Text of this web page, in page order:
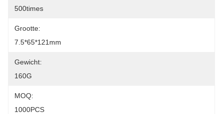
500times
Grootte:
7.5*65*121mm
Gewicht:
160G
MOQ:
1000PCS